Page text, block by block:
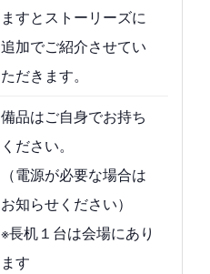
ますとストーリーズに
追加でご紹介させてい
ただきます。
備品はご自身でお持ち
ください。
（電源が必要な場合は
お知らせください）
※長机１台は会場にあり
ます